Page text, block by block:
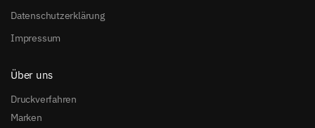
Datenschutzerklärung
Impressum
Über uns
Druckverfahren
Marken